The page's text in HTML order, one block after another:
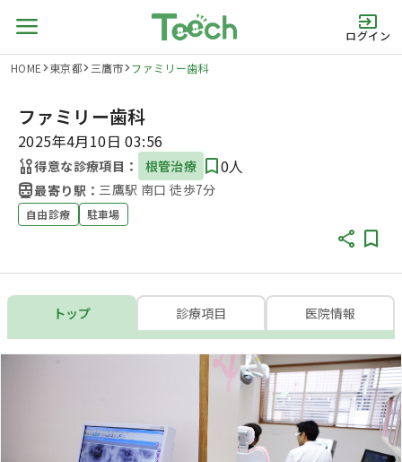
ログイン
HOME 東京都 三鷹市 ファミリー歯科
ファミリー歯科
2025年4月10日 03:56
得意な診療項目： 根管治療 0人
最寄り駅： 三鷹駅 南口 徒歩7分
自由診療 駐車場
トップ 診療項目 医院情報